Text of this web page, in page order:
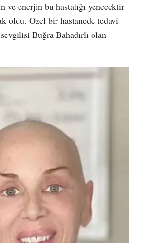
enerjin bu hastalığı yenecektir
oldu. Özel bir hastanede tedavi
Buğra Bahadırlı olan